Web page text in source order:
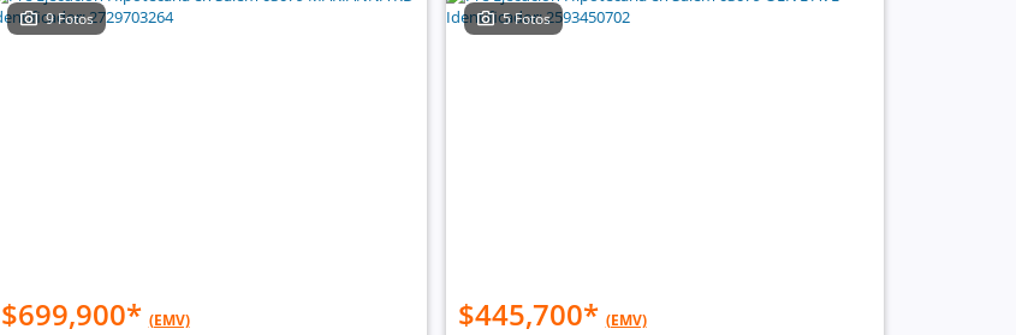
9 Fotos
$699,900* (EMV)
5 Fotos
$445,700* (EMV)